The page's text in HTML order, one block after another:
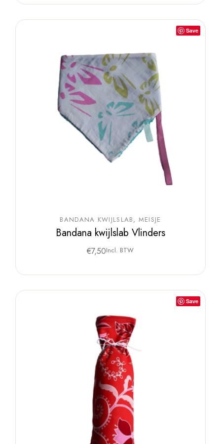
Save
BANDANA KWIJLSLAB MEISJE
Bandana kwijlslab Vlinders
€7,50Incl. BTW
Save